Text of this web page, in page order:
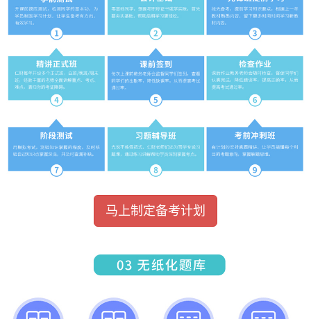
马上制定备考计划